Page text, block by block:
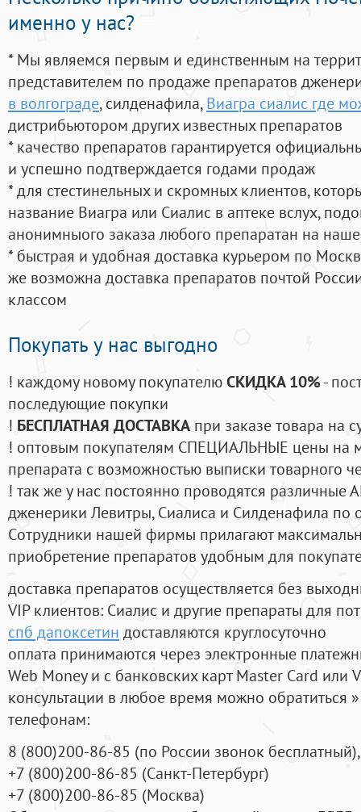
именно у нас?
* Мы являемся первым и единственным на
представителем по продаже препаратов
в волгограде, силденафила, Виагра сиалис где
дистрибьютором других известных препаратов
* качество препаратов гарантируется
и успешно подтверждается годами продаж
* для стестинельных и скромных клиентов,
название Виагра или Сиалис в аптеке вслух,
анонимныого заказа любого препаратан на
* быстрая и удобная доставка курьером по
же возможна доставка препаратов почтой
классом
Покупать у нас выгодно
! каждому новому покупателюСКИДКА 10%-
последующие покупки
! БЕСПЛАТНАЯ ДОСТАВКА при заказе товара на
! оптовым покупателям СПЕЦИАЛЬНЫЕ цены на
препарата с возможностью выписки товарного
! так же у нас постоянно проводятся
дженерики Левитры, Сиалиса и Силденафила по
Cотрудники нашей фирмы прилагают
приобретение препаратов удобным для
доставка препаратов осуществляется без
VIP клиентов: Сиалис и другие препараты для
спб дапоксетин доставляются круглосуточно
оплата принимаются через электронные
Web Money и с банковских карт Master Card или
консультации в любое время можно обратиться
телефонам:
8 (800)200-86-85 (по России звонок бесплатный),
+7 (800)200-86-85 (Санкт-Петербург)
+7 (800)200-86-85 (Москва)